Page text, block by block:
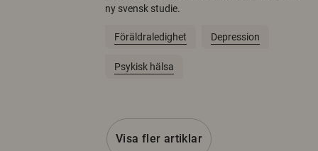
ny svensk studie.
Föräldraledighet Depression
Psykisk hälsa
Visa fler artiklar